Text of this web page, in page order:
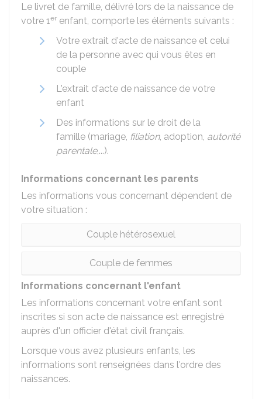
Le livret de famille, délivré lors de la naissance de
votre 1er enfant, comporte les éléments suivants :
Votre extrait d'acte de naissance et celui
de la personne avec qui vous êtes en
couple
L'extrait d'acte de naissance de votre
enfant
Des informations sur le droit de la
famille (mariage, filiation, adoption, autorité
parentale,...).
Informations concernant les parents
Les informations vous concernant dépendent de
votre situation :
Couple hétérosexuel
Couple de femmes
Informations concernant l'enfant
Les informations concernant votre enfant sont
inscrites si son acte de naissance est enregistré
auprès d'un officier d'état civil français.
Lorsque vous avez plusieurs enfants, les
informations sont renseignées dans l'ordre des
naissances.